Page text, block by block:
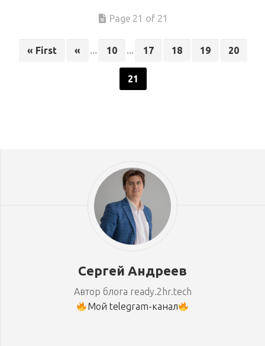
Page 21 of 21
« First « ... 10 ... 17 18 19 20
21
Сергей Андреев
Автор блога ready.2hr.tech
Мой telegram-канал